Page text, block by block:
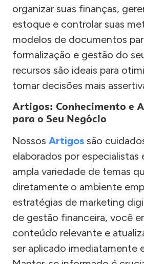
organizar suas finanças,
estoque e controlar suas
modelos de documentos
formalização e gestão do
recursos são ideais para
tomar decisões mais
Artigos: Conhecimento e
para o Seu Negócio
Nossos Artigos são
elaborados por especialistas
ampla variedade de temas
diretamente o ambiente
estratégias de marketing
de gestão financeira, você
conteúdo relevante e
ser aplicado imediatamente